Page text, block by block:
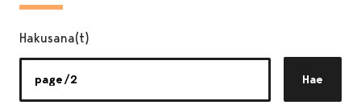
Hakusana(t)
Hae